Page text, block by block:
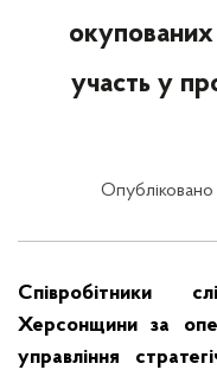
окупованих
участь у
Співробітники
Херсонщини за
управління